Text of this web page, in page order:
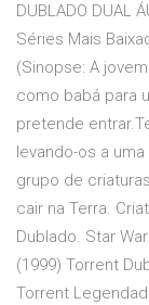
DUBLADO DUAL
Séries Mais
(Sinopse: A
como babá para
pretende
levando-os a
grupo de
cair na Terra.
Dublado. Star
(1999) Torrent
Torrent